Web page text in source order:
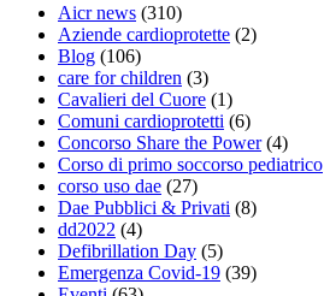
Aicr news (310)
Aziende cardioprotette (2)
Blog (106)
care for children (3)
Cavalieri del Cuore (1)
Comuni cardioprotetti (6)
Concorso Share the Power(4)
Corso di primo soccorso pediatrico
corso uso dae (27)
Dae Pubblici & Privati (8)
dd2022 (4)
Defibrillation Day (5)
Emergenza Covid-19 (39)